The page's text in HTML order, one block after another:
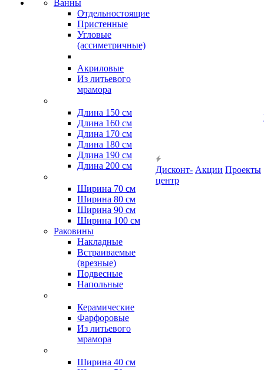
Ванны
Отдельностоящие
Пристенные
Угловые
(ассиметричные)
Акриловые
Из литьевого
мрамора
Длина 150 см
Длина 160 см
Длина 170 см
Длина 180 см
Длина 190 см
Длина 200 см
Ширина 70 см
Ширина 80 см
Ширина 90 см
Ширина 100 см
Раковины
Накладные
Встраиваемые
(врезные)
Подвесные
Напольные
Керамические
Фарфоровые
Из литьевого
мрамора
Ширина 40 см
Дисконт-
центр
Акции Проекты